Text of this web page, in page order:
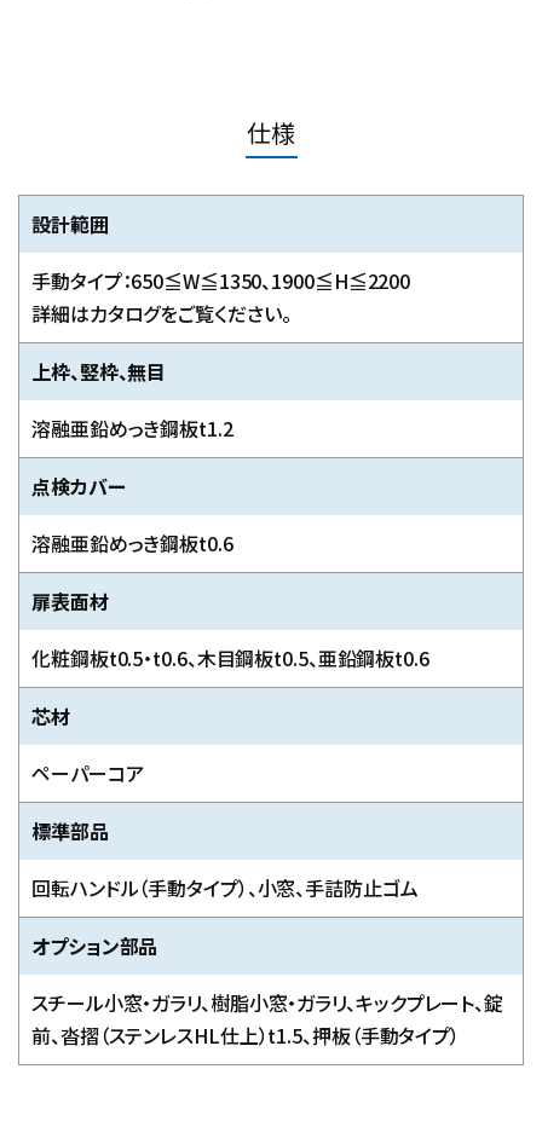
仕様
設計範囲
手動タイプ：650≦W≦1350、1900≦H≦2200
詳細はカタログをご覧ください。
上枠、竪枠、無目
溶融亜鉛めっき鋼板t1.2
点検カバー
溶融亜鉛めっき鋼板t0.6
扉表面材
化粧鋼板t0.5・t0.6、木目鋼板t0.5、亜鉛鋼板t0.6
芯材
ペーパーコア
標準部品
回転ハンドル（手動タイプ）、小窓、手詰防止ゴム
オプション部品
スチール小窓・ガラリ、樹脂小窓・ガラリ、キックプレート、錠
前、沓摺（ステンレスHL仕上）t1.5、押板（手動タイプ）